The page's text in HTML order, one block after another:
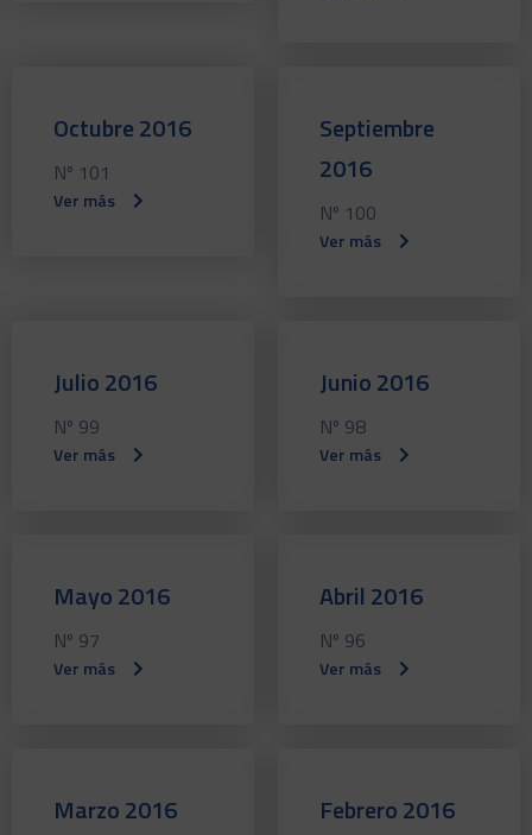
Octubre 2016
Nº 101
Ver más
Septiembre
2016
Nº 100
Ver más
Julio 2016
Nº 99
Ver más
Junio 2016
Nº 98
Ver más
Mayo 2016
Nº 97
Ver más
Abril 2016
Nº 96
Ver más
Marzo 2016 Febrero 2016